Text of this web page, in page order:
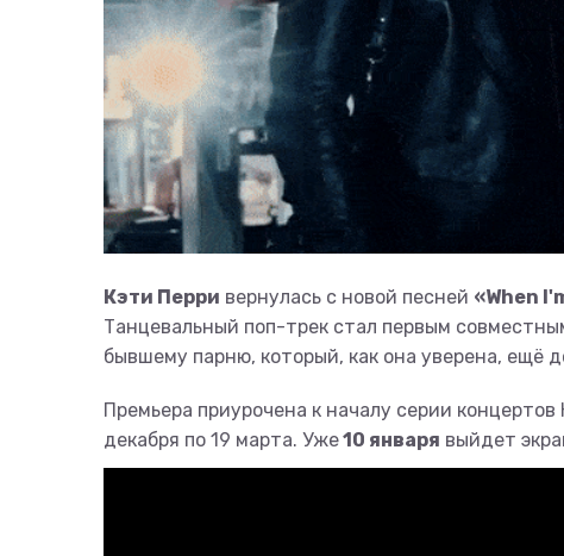
Кэти Перри вернулась с новой песней «When
Танцевальный поп-трек стал первым
бывшему парню, который, как она уверена, ещё
Премьера приурочена к началу серии
декабря по 19 марта. Уже10 января выйдет